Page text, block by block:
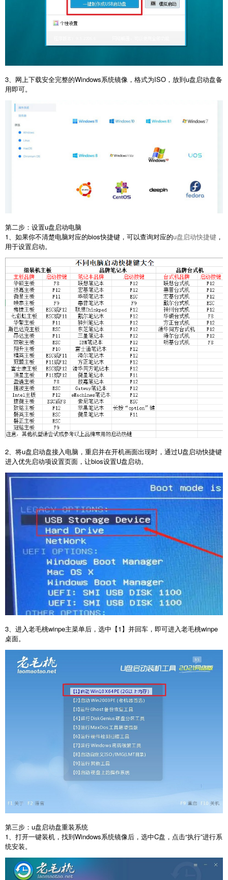
3、网上下载安全完整的Windows系统镜像，格式为ISO，放到u盘启动盘备
用即可。
第二步：设置u盘启动电脑
1、如果你不清楚电脑对应的bios快捷键，可以查询对应的u盘启动快捷键 ，
用于设置启动。
2、将u盘启动盘接入电脑，重启并在开机画面出现时，通过U盘启动快捷键
进入优先启动项设置页面，让bios设置U盘启动。
3、进入老毛桃winpe主菜单后，选中【1】并回车，即可进入老毛桃winpe
桌面。
第三步：u盘启动盘重装系统
1、打开一键装机，找到Windows系统镜像后，选中C盘，点击“执行”进行系
统安装。